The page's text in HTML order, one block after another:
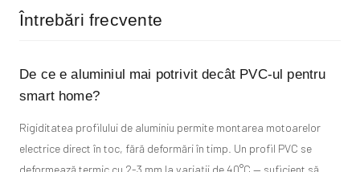
Întrebări frecvente
De ce e aluminiul mai potrivit decât PVC-ul pentru
smart home?
Rigiditatea profilului de aluminiu permite montarea motoarelor
electrice direct în toc, fără deformări în timp. Un profil PVC se
deformează termic cu 2-3 mm la variații de 40°C — suficient să